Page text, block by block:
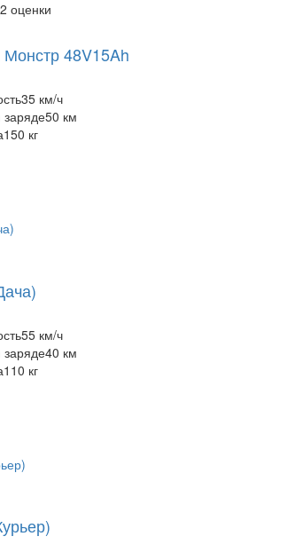
2 оценки
48V15Ah
35 км/ч
50 км
150 кг
55 км/ч
40 км
110 кг